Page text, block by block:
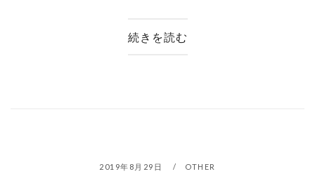
続きを読む
2019年8月29日 OTHER